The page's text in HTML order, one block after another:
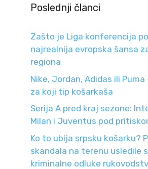
Poslednji članci
Zašto je Liga konferencija
najrealnija evropska šansa
regiona
Nike, Jordan, Adidas ili Puma
za koji tip košarkaša
Serija A pred kraj sezone:
Milan i Juventus pod
Ko to ubija srpsku košarku?
skandala na terenu usledile
kriminalne odluke